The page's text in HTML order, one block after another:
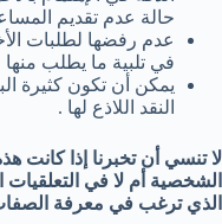
حالة عدم تقديم
عدم رفضها لطلبات
في تلبية ما يطلب منها
يمكن أن تكون كثيرة
النقد اللاذع لها .
لا تنسي أن تخبرنا إذا كانت
الشخصية أم لا في
الذي ترغب في معرفة